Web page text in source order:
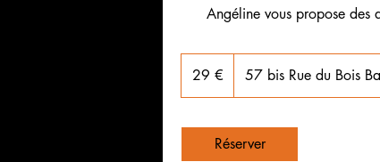
Angéline vous propose
euros
29 € 57 bis Rue du Bois
Réserver